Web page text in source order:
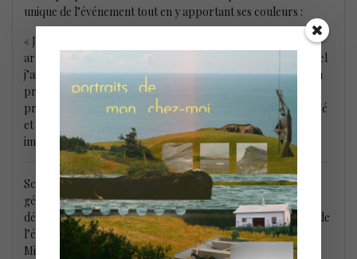
unique de l’événement tout en y apportant ses couleurs :
« Je suis ravi et honoré d’être nommé le nouveau directeur
artistique et codirecteur général du FIMAV, un festival auquel
j’ai participé fréquemment et avec enthousiasme depuis mon
premier passage sur scène en 2008. Je souhaite à la fois
préserver le caractère particulier que le Festival a développé
et entretenu au cours des quatre dernières décennies et lui
imprimer progressivement ma propre signature ».
Scott Thomson quittera son rôle à la direction artistique et
générale du Guelph Jazz Festival après la 30e édition qui se
déroulera du 14 au 17 septembre 2023. Son aventure au sein de
l’équipe du FIMAV commencera par la suite aux côtés de
Michel Levasseur qui assurera la passation des dossiers.